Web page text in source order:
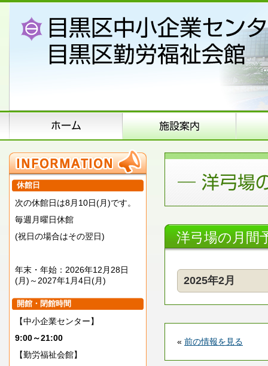
休館日
次の休館日は8月10日(月)です。
毎週月曜日休館
(祝日の場合はその翌日)
年末・年始：2026年12月28日
(月)～2027年1月4日(月)
開館・閉館時間
【中小企業センター】
9:00～21:00
【勤労福祉会館】
洋弓場の月間
2025年2月
« 前の情報を見る